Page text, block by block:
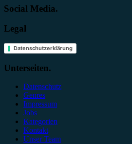
Social Media.
Legal
Datenschutzerklärung
Unterseiten.
Datenschutz
Genres
Impressum
Jobs
Kategorien
Kontakt
Unser Team